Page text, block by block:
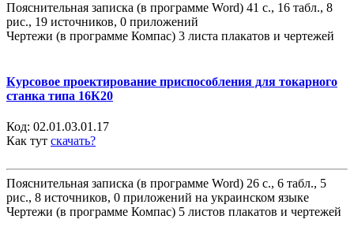
Пояснительная записка (в программе Word) 41 с., 16 табл., 8
рис., 19 источников, 0 приложений
Чертежи (в программе Компас) 3 листа плакатов и чертежей
Курсовое проектирование приспособления для токарного
станка типа 16К20
Код: 02.01.03.01.17
Как тут скачать?
Пояснительная записка (в программе Word) 26 с., 6 табл., 5
рис., 8 источников, 0 приложений на украинском языке
Чертежи (в программе Компас) 5 листов плакатов и чертежей